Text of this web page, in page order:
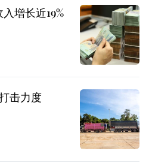
增长近19%
击力度